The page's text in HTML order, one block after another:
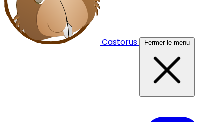
Castorus Fermer le menu